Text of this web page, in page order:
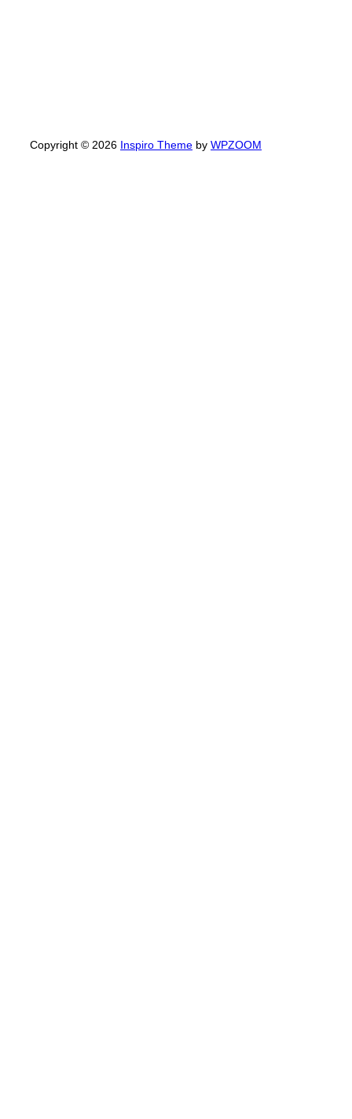
Copyright © 2026 Inspiro Theme by WPZOOM